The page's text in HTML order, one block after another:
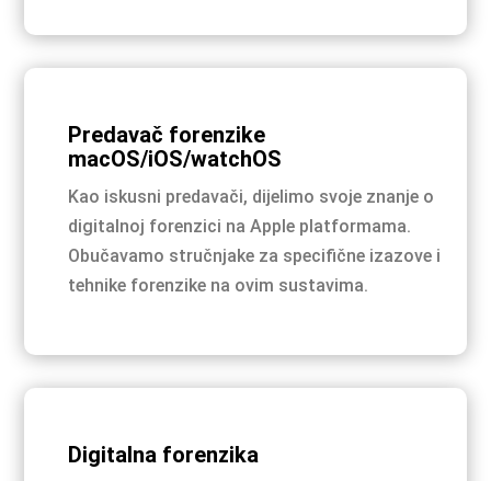
Predavač forenzike
macOS/iOS/watchOS
Kao iskusni predavači, dijelimo svoje znanje o
digitalnoj forenzici na Apple platformama.
Obučavamo stručnjake za specifične izazove i
tehnike forenzike na ovim sustavima.
Digitalna forenzika